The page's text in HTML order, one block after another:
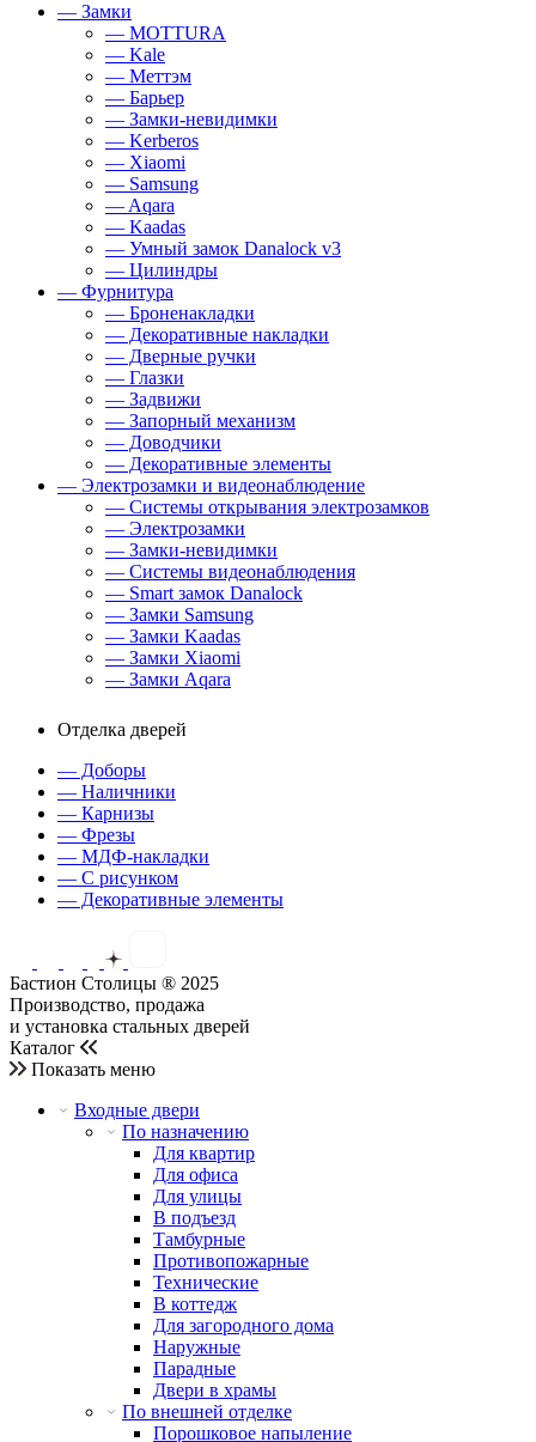
— Замки
— MOTTURA
— Kale
— Меттэм
— Барьер
— Замки-невидимки
— Kerberos
— Xiaomi
— Samsung
— Aqara
— Kaadas
— Умный замок Danalock v3
— Цилиндры
— Фурнитура
— Броненакладки
— Декоративные накладки
— Дверные ручки
— Глазки
— Задвижи
— Запорный механизм
— Доводчики
— Декоративные элементы
— Электрозамки и видеонаблюдение
— Системы открывания электрозамков
— Электрозамки
— Замки-невидимки
— Системы видеонаблюдения
— Smart замок Danalock
— Замки Samsung
— Замки Kaadas
— Замки Xiaomi
— Замки Aqara
Отделка дверей
— Доборы
— Наличники
— Карнизы
— Фрезы
— МДФ-накладки
— С рисунком
— Декоративные элементы
Бастион Столицы ® 2025
Производство, продажа
и установка стальных дверей
Каталог
Показать меню
Входные двери
По назначению
Для квартир
Для офиса
Для улицы
В подъезд
Тамбурные
Противопожарные
Технические
В коттедж
Для загородного дома
Наружные
Парадные
Двери в храмы
По внешней отделке
Порошковое напыление